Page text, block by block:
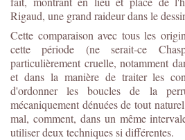
Rigaud, une grand raideur dans le
Cette comparaison avec tous les
cette période (ne serait-ce
particulièrement cruelle, notamment
et dans la manière de traiter les
d'ordonner les boucles de la
mécaniquement dénuées de tout
mal, comment, dans un même
utiliser deux techniques si différentes.